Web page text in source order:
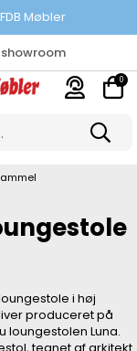
Møbler
0
i høj
produceret på
loungestolen Luna.